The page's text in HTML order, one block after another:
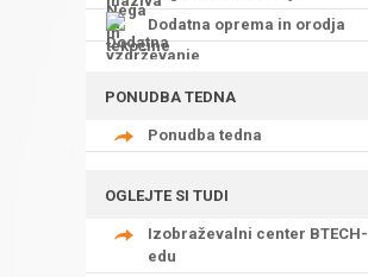
Dodatna oprema in orodja
PONUDBA TEDNA
Ponudba tedna
OGLEJTE SI TUDI
Izobraževalni center BTECH-
edu